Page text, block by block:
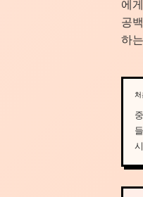
에
공
하